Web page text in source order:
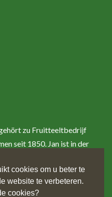
cookies om u beter te
website te verbeteren.
cookies?
zu Fruitteeltbedrijf
seit 1850. Jan ist in der
und sein Sohn ist
voll im Unternehmen tätig.
auch einen freundlichen